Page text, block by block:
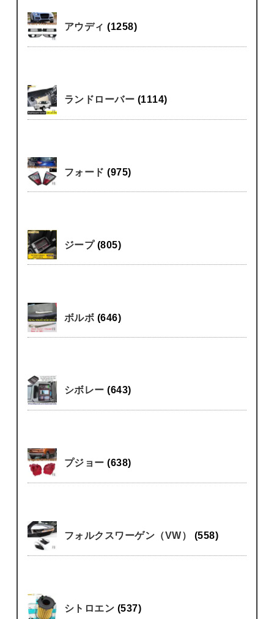
アウディ(1258)
ランドローバー (1114)
フォード(975)
ジープ (805)
ボルボ (646)
シボレー(643)
プジョー(638)
フォルクスワーゲン（VW） (558)
シトロエン (537)